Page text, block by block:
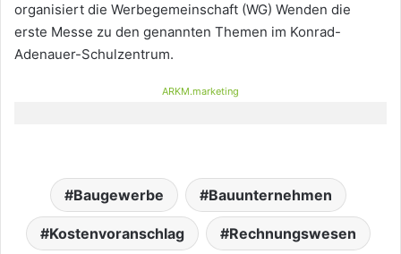
organisiert die Werbegemeinschaft (WG) Wenden die
erste Messe zu den genannten Themen im Konrad-
Adenauer-Schulzentrum.
ARKM.marketing
Baugewerbe Bauunternehmen
Kostenvoranschlag Rechnungswesen